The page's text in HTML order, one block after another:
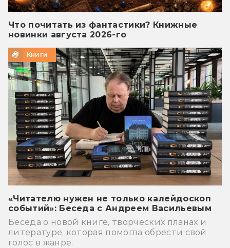
Что почитать из фантастики? Книжные
новинки августа 2026-го
Книги
«Читателю нужен не только калейдоскоп
событий»: Беседа с Андреем Васильевым
Беседа о новой книге, творческих планах и
литературе, которая помогла обрести свой
голос в жанре.